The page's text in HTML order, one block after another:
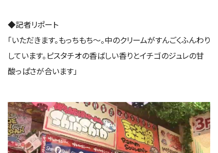
◆記者リポート
「いただきます。もっちもち～。中のクリームがすんごくふんわり
しています。ピスタチオの香ばしい香りとイチゴのジュレの甘
酸っぱさが合います」